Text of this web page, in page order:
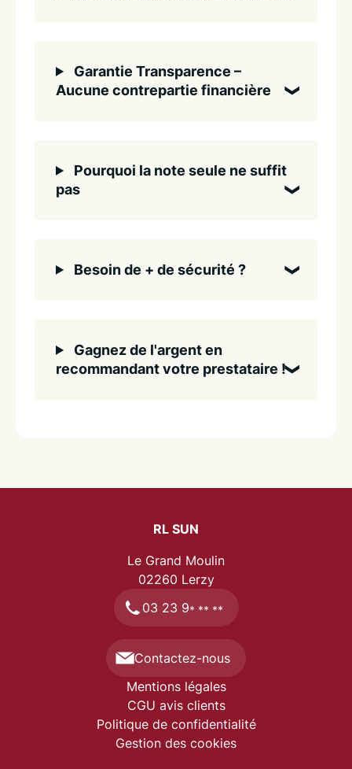
Garantie Transparence –
Aucune contrepartie financière
Pourquoi la note seule ne suffit
pas
Besoin de + de sécurité ?
Gagnez de l'argent en
recommandant votre prestataire !
RL SUN
Le Grand Moulin
02260 Lerzy
03 23 9* ** **
Contactez-nous
Mentions légales
CGU avis clients
Politique de confidentialité
Gestion des cookies